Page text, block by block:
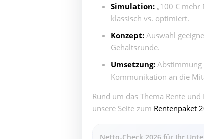
Simulation: „100 € mehr
klassisch vs. optimiert.
Konzept: Auswahl
Gehaltsrunde.
Umsetzung: Abstimmung
Kommunikation an die
Rund um das Thema Rente
unsere Seite zum Rentenpaket